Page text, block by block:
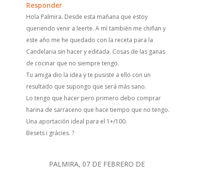
Responder
Hola Palmira. Desde esta mañana que estoy
queriendo venir a leerte. A mí también me chiflan y
este año me he quedado con la receta para la
Candelaria sin hacer y editada. Cosas de las ganas
de cocinar que no siempre tengo.
Tu amiga dio la idea y te pusiste a ello con un
resultado que supongo que será más sano.
Lo tengo que hacer pero primero debo comprar
harina de sarraceno que hace tiempo que no tengo.
Una aportación ideal para el 1+/100.
Besets i gràcies. ?
PALMIRA, 07 DE FEBRERO DE